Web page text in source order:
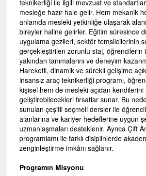
teknikerliği ile ilgili mevzuat ve
mesleğe hazır hale gelir. Hem mekanik
anlamda mesleki yetkinliğe ulaşarak
bireyler haline gelirler. Eğitim süresince
uygulama gezileri, sektör temsilcilerinin
gerçekleştirilen zorunlu staj, öğrencilerin
yakından tanımalarını ve deneyim
Hareketli, dinamik ve sürekli gelişime
insansız araç teknikerliği programı,
kişisel hem de mesleki açıdan kendilerini
geliştirebilecekleri fırsatlar sunar. Bu
sunulan çeşitli seçmeli dersler ile
alanlarına ve kariyer hedeflerine uygun
uzmanlaşmaları desteklenir. Ayrıca Çift
programlamı ile farklı disiplinlerde
zenginleştirme imkânı sağlanır.
Programın Misyonu